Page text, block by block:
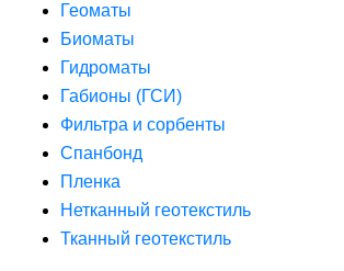
Геоматы
Биоматы
Гидроматы
Габионы (ГСИ)
Фильтра и сорбенты
Спанбонд
Пленка
Нетканный геотекстиль
Тканный геотекстиль